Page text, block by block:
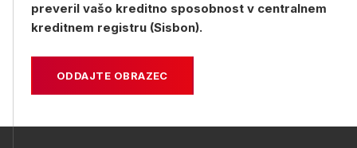
preveril vašo kreditno sposobnost v centralnem
kreditnem registru (Sisbon).
ODDAJTE OBRAZEC